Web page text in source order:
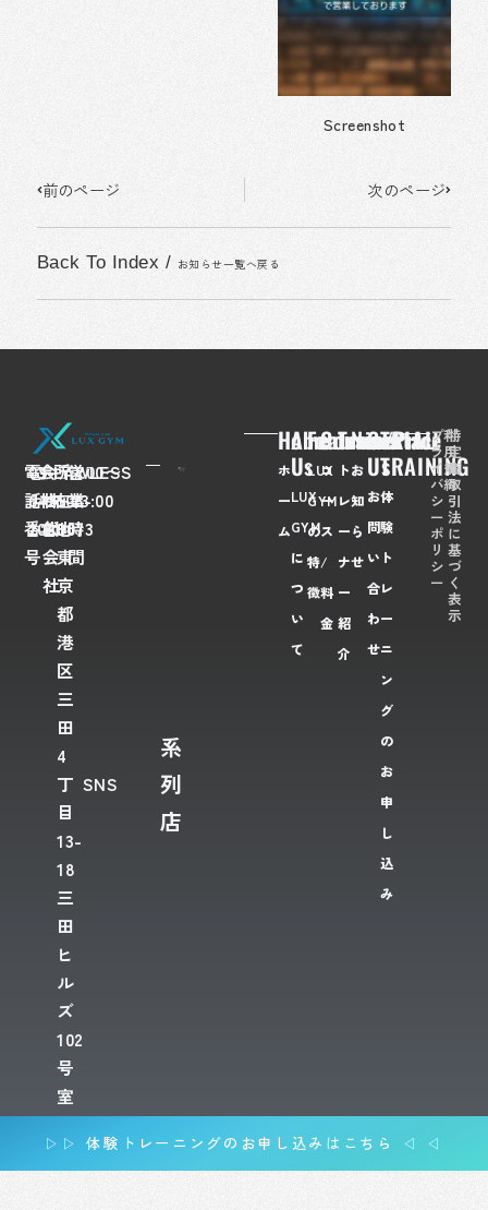
Screenshot
前のページ 次のページ
Back To Index / お知らせ一覧へ戻る
電
話
番
号
03-
6435-
2028
会
社
名
FLAWLESS
株
式
会
社
所
在
地
〒
108-
0073
東
京
都
港
区
三
田
4
丁
目
13-
18
三
田
ヒ
ル
ズ
102
号
室
営
業
時
間
7:00〜
23:00
SNS
系
列
店
Home
ホ
ー
ム
About
Us
LUX
GYM
に
つ
い
て
Feaures
LUX
GYM
の
特
徴
Course/Price
コ
ー
ス
/
料
金
Trainer
ト
レ
ー
ナ
ー
紹
介
News
お
知
ら
せ
Contact
Us
お
問
い
合
わ
せ
TRIAL
TRAINING
体
験
ト
レ
ー
ニ
ン
グ
の
お
申
し
込
み
プ
ラ
イ
バ
シ
ー
ポ
リ
シ
ー
利
用
規
約
特
定
商
取
引
法
に
基
づ
く
表
示
▷▷ 体験トレーニングのお申し込みはこちら ◁ ◁